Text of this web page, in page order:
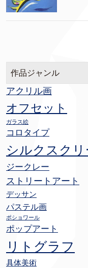
作品ジャンル
アクリル画
オフセット
ガラス絵
コロタイプ
シルクスクリ
ジークレー
ストリートアート
デッサン
パステル画
ポショワール
ポップアート
リトグラフ
具体美術